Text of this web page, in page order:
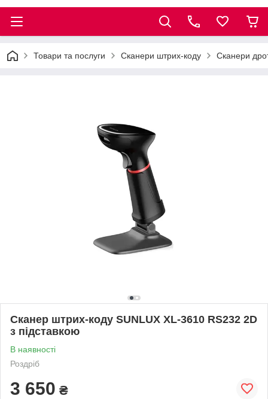
Товари та послуги Сканери штрих-коду Сканери
Сканер штрих-коду SUNLUX XL-3610 RS232 2D
з підставкою
В наявності
Роздріб
3 650 ₴